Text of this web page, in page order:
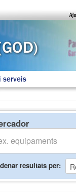
serveis
resultats per